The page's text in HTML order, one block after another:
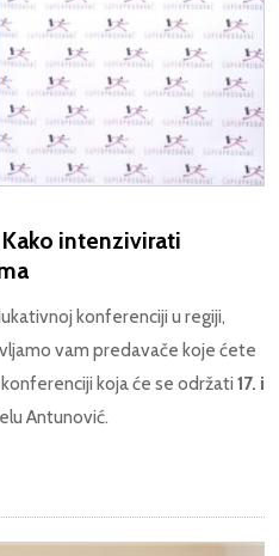
Kako intenzivirati
konferenciji u regiji,
vam predavače koje ćete
koja će se održati 17. i
Antunović.